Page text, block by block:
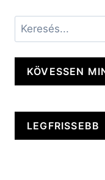
Keresés
KÖVESSEN
LEGFRISSEBB